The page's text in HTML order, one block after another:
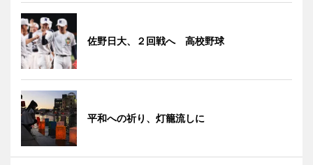
佐野日大、２回戦へ 高校野球
平和への祈り、灯籠流しに